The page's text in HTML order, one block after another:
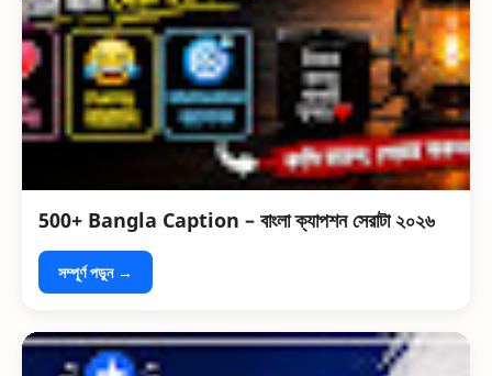
500+ Bangla Caption – বাংলা ক্যাপশন সেরাটা ২০২৬
সম্পূর্ণ পড়ুন →